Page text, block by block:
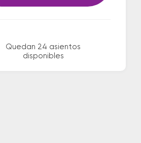
Quedan 24 asientos
disponibles